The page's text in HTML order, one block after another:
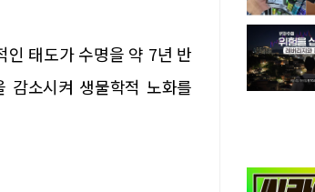
인 태도가 수명을 약 7년 반
감소시켜 생물학적 노화를